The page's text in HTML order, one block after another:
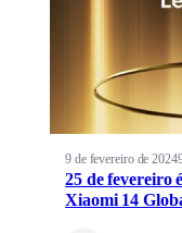
9 de fevereiro de 2024
25 de fevereiro
Xiaomi 14